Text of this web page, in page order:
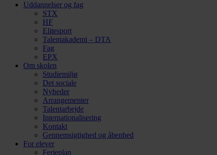
Uddannelser og fag
STX
HF
Elitesport
Talentakademi – DTA
Fag
EPX
Om skolen
Studiemiljø
Det sociale
Nyheder
Arrangementer
Talentarbejde
Internationalisering
Kontakt
Gennemsigtighed og åbenhed
For elever
Ferieplan